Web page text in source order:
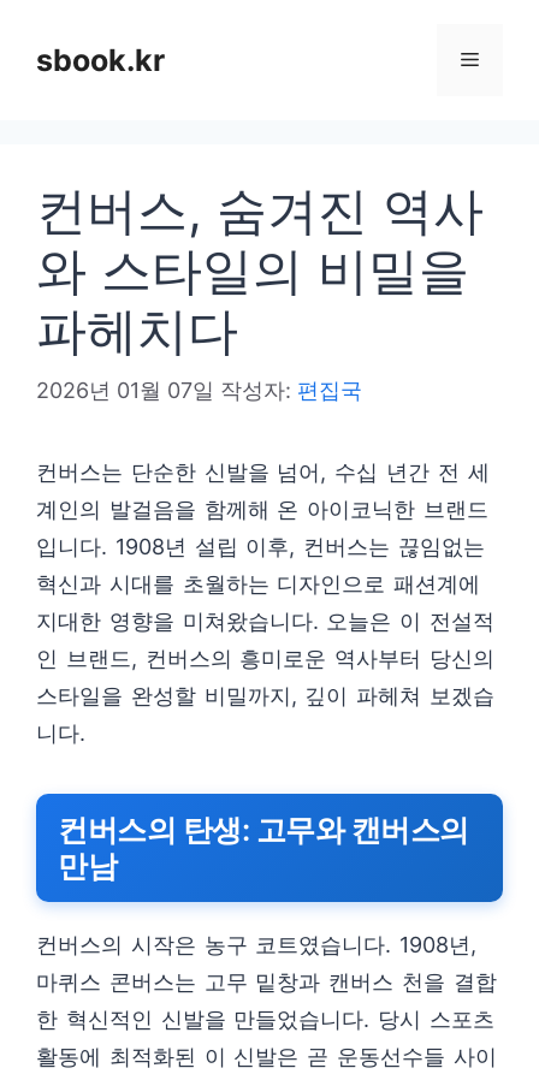
sbook.kr 메
컨버스, 숨겨진 역사
와 스타일의 비밀을
파헤치다
2026년 01월 07일 작성자: 편집국
컨버스는 단순한 신발을 넘어, 수십 년간 전 세
계인의 발걸음을 함께해 온 아이코닉한 브랜드
입니다. 1908년 설립 이후, 컨버스는 끊임없는
혁신과 시대를 초월하는 디자인으로 패션계에
지대한 영향을 미쳐왔습니다. 오늘은 이 전설적
인 브랜드, 컨버스의 흥미로운 역사부터 당신의
스타일을 완성할 비밀까지, 깊이 파헤쳐 보겠습
니다.
컨버스의 탄생: 고무와 캔버스의
만남
컨버스의 시작은 농구 코트였습니다. 1908년,
마퀴스 콘버스는 고무 밑창과 캔버스 천을 결합
한 혁신적인 신발을 만들었습니다. 당시 스포츠
활동에 최적화된 이 신발은 곧 운동선수들 사이